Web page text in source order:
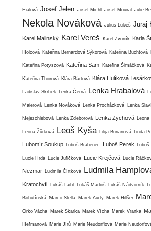
Fialová Josef Jelen Josef Michl Josef Moural Julie
Nekola Nováková Julius Lukeš Juraj
Karel Malinský Karel Vereš Karel Zvoník Karla
Holcová Kateřina Bernardová Sýkorová Kateřina Buchtová
Kateřina Potyszová Kateřina Sam Kateřina Šimáčková
Kateřina Thorová Klára Bártová Klára Hulíková
Ladislav Skrbek Lenka Černá Lenka Hrabalová
Maierová Lenka Nováková Lenka Procházková Lenka
Nejezchlebová Lenka Zdeborová Lenka Zychová
Leona Žůrková Leoš Kyša Lilija Burianová Linda
Lubomír Soukup Luboš Brabenec Luboš Perek
Lucie Hrdá Lucie Juřičková Lucie Krejčová Lucie
Nezmar Ludmila Čírtková Ludmila
Kratochvíl Lukáš Laibl Lukáš Martoš Lukáš Nádvorník
Bohutínská Marco Stella Marek Audy Marek Hilšer
Orko Vácha Marek Skarka Marek Vícha Marek Vranka
Heřmanová Marie Jírů Marie Neudorflová Marie